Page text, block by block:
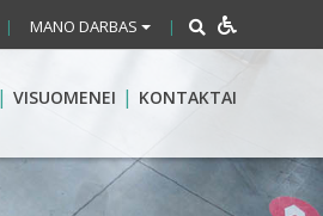
| MANO DARBAS |
VISUOMENEI KONTAKTAI